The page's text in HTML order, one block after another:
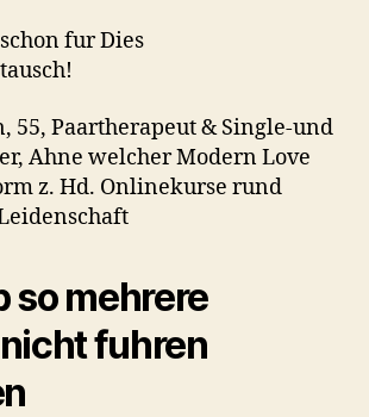
fur Dies
55, Paartherapeut & Single-und
Ahne welcher Modern Love
z. Hd. Onlinekurse rund
so mehrere
fuhren